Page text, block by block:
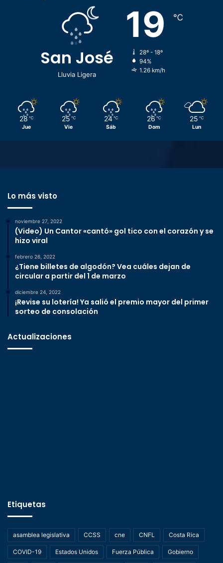
San José
Lluvia Ligera
19 ℃
28º - 18º
94%
1.26 km/h
28 ℃
Jue
25 ℃
Vie
24 ℃
Sáb
26 ℃
Dom
25 ℃
Lun
Lo más visto
noviembre 27, 2022
(Video) Un Cantor «cantó» gol tico con el corazón y se
hizo viral
febrero 26, 2022
¿Tiene billetes de algodón? Vea cuáles dejan de
circular a partir del 1 de marzo
diciembre 24, 2022
¡Revise su lotería! Ya salió el premio mayor del primer
sorteo de consolación
Actualizaciones
Etiquetas
asamblea legislativa CCSS cne CNFL Costa Rica
COVID-19 Estados Unidos Fuerza Pública Gobierno